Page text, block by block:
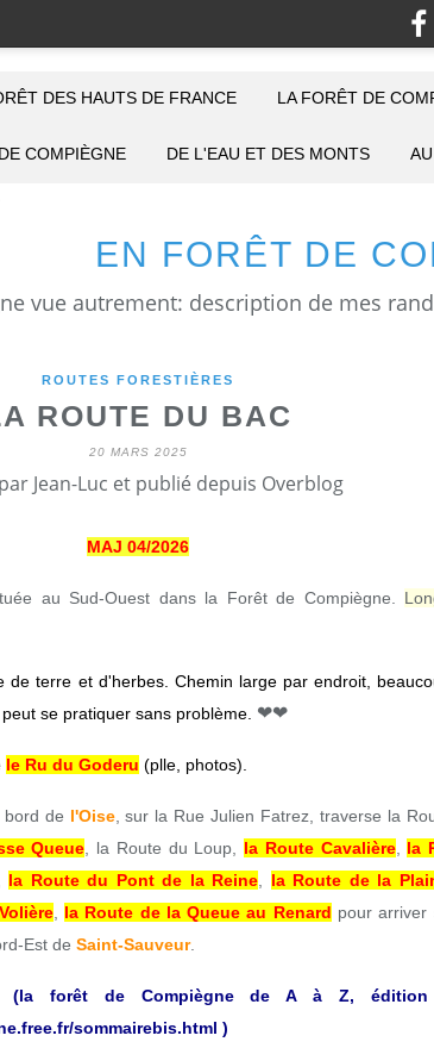
EN FORÊT DE
DES HAUTS DE FRANCE LA FORÊT DE
COMPIÈGNE DE L'EAU ET DES MONTS
ROUTES FORESTIÈRES
ROUTE DU BAC
20 MARS 2025
Jean-Luc et publié depuis Overblog
MAJ 04/2026
au Sud-Ouest dans la Forêt de Compiègne.
de terre et d'herbes. Chemin large par endroit,
se pratiquer sans problème. ❤❤
le Ru du Goderu (plle, photos).
de l'Oise, sur la Rue Julien Fatrez, traverse la
Queue , la Route du Loup, la Route Cavalière, la
la Route du Pont de la Reine
la Route de la
, la Route de la Queue au Renard pour arriver
Est de Saint-Sauveur.
(la forêt de Compiègne de A à Z, édition
sommairebis.html )